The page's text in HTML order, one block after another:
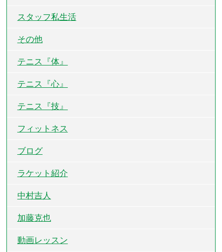
スタッフ私生活
その他
テニス『体』
テニス『心』
テニス『技』
フィットネス
ブログ
ラケット紹介
中村吉人
加藤克也
動画レッスン